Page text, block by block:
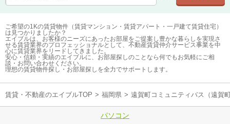
ご希望の1Kの賃貸物件（賃貸マンション・賃貸アパート・一戸建て賃貸住宅）
は見つかりましたか？
エイブルは、お客様のニーズにあったお部屋をご提案し豊かな暮らしを実現さ
せる賃貸業界のプロフェッショナルとして、不動産賃貸仲介サービス事業を中
心に賃貸業界をリードしてきました。
安心・信頼・実績のエイブルに、お部屋探しのことなら何でもお気軽にご相
談・お問い合わせください。
理想の賃貸物件探し・お部屋探しを全力でサポートします。
賃貸・不動産のエイブルTOP > 福岡県 > 遠賀町コミュニティバス（遠賀
パソコン